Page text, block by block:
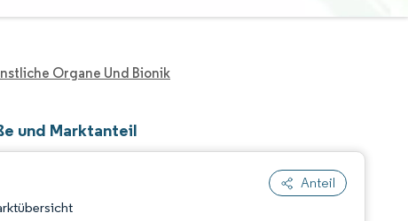
Organe Und Bionik
und Marktanteil
Anteil